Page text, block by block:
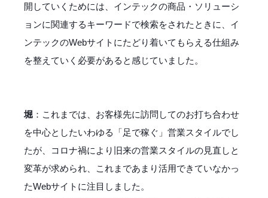
開していくためには、インテックの商品・ソリューシ
ョンに関連するキーワードで検索をされたときに、イ
ンテックのWebサイトにたどり着いてもらえる仕組み
を整えていく必要があると感じていました。
堀 ：これまでは、お客様先に訪問してのお打ち合わせ
を中心としたいわゆる「足で稼ぐ」営業スタイルでし
たが、コロナ禍により旧来の営業スタイルの見直しと
変革が求められ、これまであまり活用できていなかっ
たWebサイトに注目しました。